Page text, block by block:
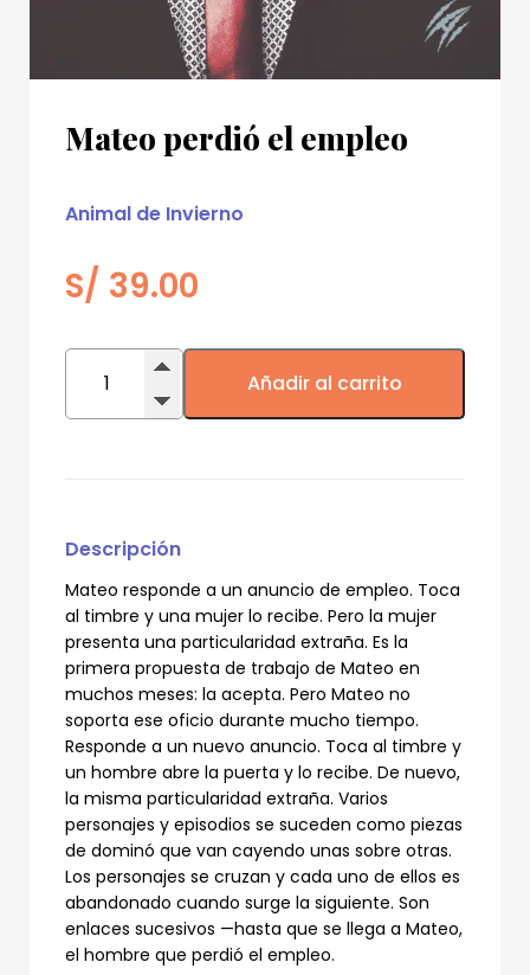
Mateo perdió el empleo
Animal de Invierno
S/ 39.00
Mateo
perdió
empleo
Añadir al carrito
Descripción
Mateo responde a un anuncio de empleo. Toca
al timbre y una mujer lo recibe. Pero la mujer
presenta una particularidad extraña. Es la
primera propuesta de trabajo de Mateo en
muchos meses: la acepta. Pero Mateo no
soporta ese oficio durante mucho tiempo.
Responde a un nuevo anuncio. Toca al timbre y
un hombre abre la puerta y lo recibe. De nuevo,
la misma particularidad extraña. Varios
personajes y episodios se suceden como piezas
de dominó que van cayendo unas sobre otras.
Los personajes se cruzan y cada uno de ellos es
abandonado cuando surge la siguiente. Son
enlaces sucesivos —hasta que se llega a Mateo,
el hombre que perdió el empleo.